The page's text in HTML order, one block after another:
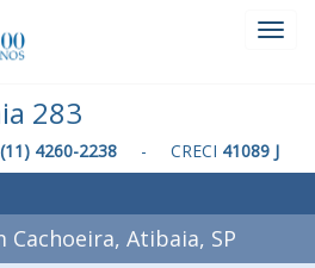
283
(11) 4260-2238 - CRECI 41089 J
Cachoeira, Atibaia, SP